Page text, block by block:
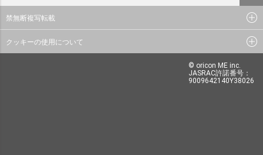
禁無断複写転載
クッキーの使用について
© oricon ME inc.
JASRAC許諾番号：
9009642140Y38026